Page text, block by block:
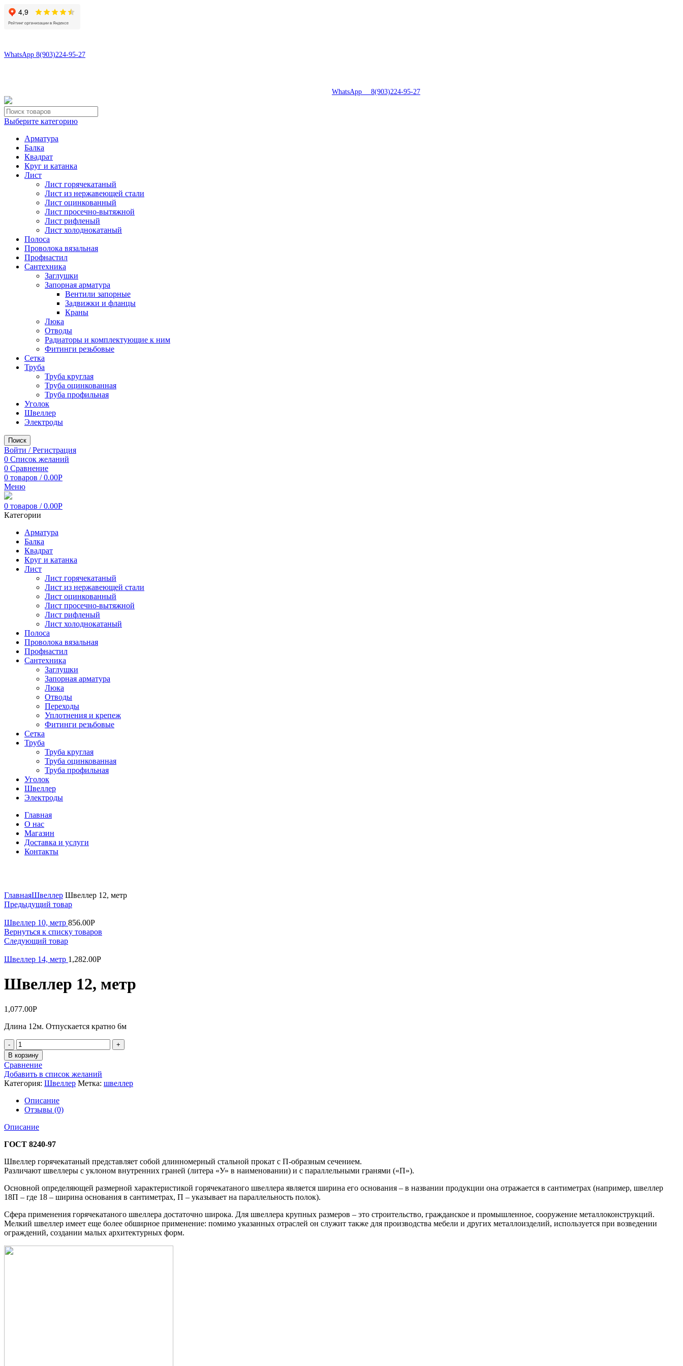
WhatsApp 8(903)224-95-27
WhatsApp 8(903)224-95-27
Выберите категорию
Арматура
Балка
Квадрат
Круг и катанка
Лист
Лист горячекатаный
Лист из нержавеющей стали
Лист оцинкованный
Лист просечно-вытяжной
Лист рифленый
Лист холоднокатаный
Полоса
Проволока вязальная
Профнастил
Сантехника
Заглушки
Запорная арматура
Вентили запорные
Задвижки и фланцы
Краны
Люка
Отводы
Радиаторы и комплектующие к ним
Фитинги резьбовые
Сетка
Труба
Труба круглая
Труба оцинкованная
Труба профильная
Уголок
Швеллер
Электроды
Поиск
Войти / Регистрация
0 Список желаний
0 Сравнение
0 товаров / 0.00Р
Меню
0 товаров / 0.00Р
Категории
Арматура
Балка
Квадрат
Круг и катанка
Лист
Лист горячекатаный
Лист из нержавеющей стали
Лист оцинкованный
Лист просечно-вытяжной
Лист рифленый
Лист холоднокатаный
Полоса
Проволока вязальная
Профнастил
Сантехника
Заглушки
Запорная арматура
Люка
Отводы
Переходы
Уплотнения и крепеж
Фитинги резьбовые
Сетка
Труба
Труба круглая
Труба оцинкованная
Труба профильная
Уголок
Швеллер
Электроды
Главная
О нас
Магазин
Доставка и услуги
Контакты
ГлавнаяШвеллер Швеллер 12, метр
Предыдущий товар
Швеллер 10, метр 856.00Р
Вернуться к списку товаров
Следующий товар
Швеллер 14, метр 1,282.00Р
Швеллер 12, метр
1,077.00Р
Длина 12м. Отпускается кратно 6м
Количество
В корзину
Сравнение
Добавить в список желаний
Категория: Швеллер Метка: швеллер
Описание
Отзывы (0)
Описание
ГОСТ 8240-97
Швеллер горячекатаный представляет собой длинномерный стальной прокат с П-образным сечением.
Различают швеллеры с уклоном внутренних граней (литера «У» в наименовании) и с параллельными гранями («П»).
Основной определяющей размерной характеристикой горячекатаного швеллера является ширина его основания – в названии продукции она отражается в сантиметрах (например, швеллер
18П – где 18 – ширина основания в сантиметрах, П – указывает на параллельность полок).
Сфера применения горячекатаного швеллера достаточно широка. Для швеллера крупных размеров – это строительство, гражданское и промышленное, сооружение металлоконструкций.
Мелкий швеллер имеет еще более обширное применение: помимо указанных отраслей он служит также для производства мебели и других металлоизделий, используется при возведении
ограждений, создании малых архитектурных форм.